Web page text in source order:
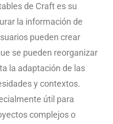
de Craft es su
la información de
pueden crear
se pueden reorganizar
la adaptación de las
y contextos.
útil para
complejos o